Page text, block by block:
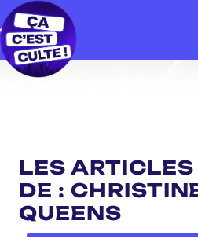
LES
DE :
QUEENS